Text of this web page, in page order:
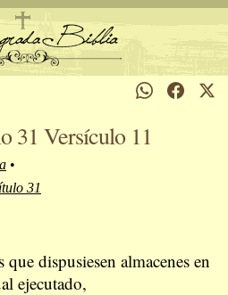
31 Versículo 11
•
31
dispusiesen almacenes en
ejecutado,